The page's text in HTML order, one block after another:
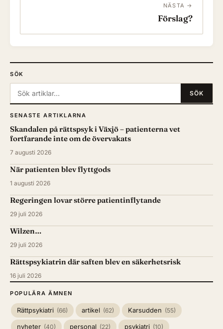
NÄSTA →
Förslag?
SÖK
Sök: SÖK
SENASTE ARTIKLARNA
Skandalen på rättspsyk i Växjö – patienterna vet
fortfarande inte om de övervakats
7 augusti 2026
När patienten blev flyttgods
1 augusti 2026
Regeringen lovar större patientinflytande
29 juli 2026
Wilzen…
29 juli 2026
Rättspsykiatrin där saften blev en säkerhetsrisk
16 juli 2026
POPULÄRA ÄMNEN
Rättpsykiatri (66) artikel (62) Karsudden (55)
nyheter (40) personal (22) psykiatri (10)